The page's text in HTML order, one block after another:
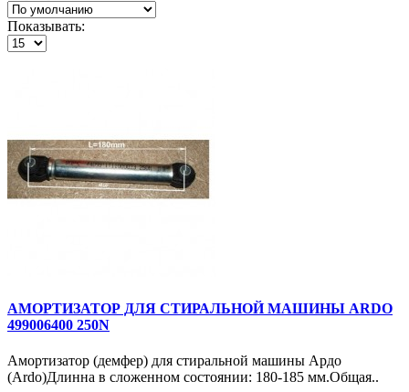
Показывать:
АМОРТИЗАТОР ДЛЯ СТИРАЛЬНОЙ МАШИНЫ ARDO
499006400 250N
Амортизатор (демфер) для стиральной машины Ардо
(Ardo)Длинна в сложенном состоянии: 180-185 мм.Общая..